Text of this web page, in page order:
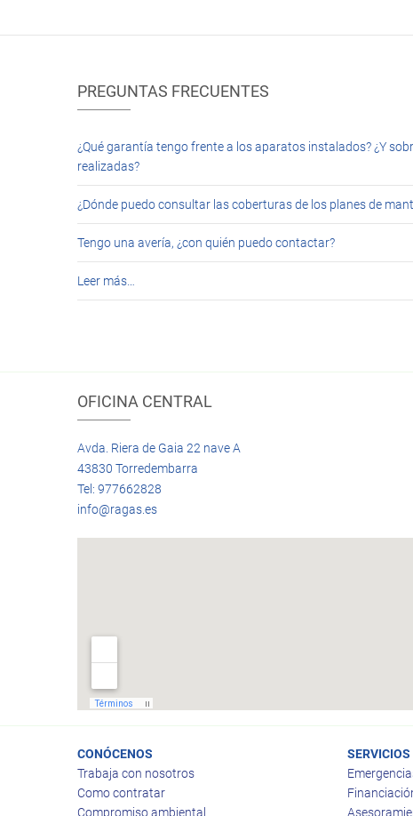
PREGUNTAS FRECUENTES
¿Qué garantía tengo frente a los aparatos instalados? ¿Y
realizadas?
¿Dónde puedo consultar las coberturas de los planes de
Tengo una avería, ¿con quién puedo contactar?
Leer más…
OFICINA CENTRAL
Avda. Riera de Gaia 22 nave A
43830 Torredembarra
Tel: 977662828
info@ragas.es
CONÓCENOS
Trabaja con nosotros
Como contratar
Compromiso ambiental
SERVICIOS